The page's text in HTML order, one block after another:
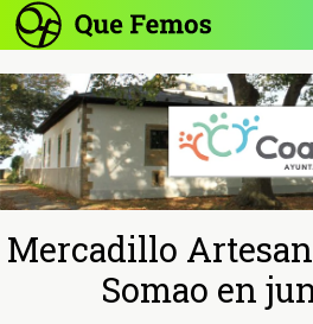
Mercadillo
Somao en